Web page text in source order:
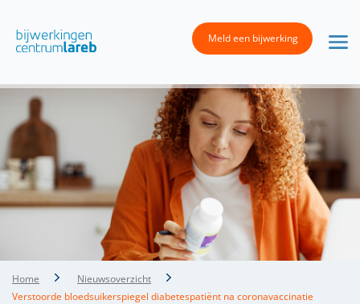
Meld een bijwerking
Home
Nieuwsoverzicht
Verstoorde bloedsuikerspiegel diabetespatiënt na coronavaccinatie